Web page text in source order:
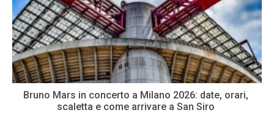
Bruno Mars in concerto a Milano 2026: date, orari,
scaletta e come arrivare a San Siro